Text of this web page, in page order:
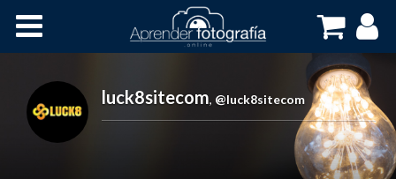
Cursos OnLine
luck8sitecom, @luck8sitecom